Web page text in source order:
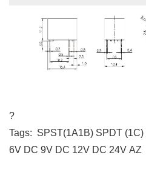
?
Tags: SPST(1A1B) SPDT (1C)
6V DC 9V DC 12V DC 24V AZ